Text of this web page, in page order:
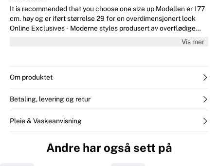
It is recommended that you choose one size up Modellen er 177
cm. høy og er iført størrelse 29 for en overdimensjonert look
Online Exclusives - Moderne styles produsert av overflødige
materialer fra annen produksjon. Aldri på utsalg og eksklusivt
stilen din rundt.
Vis mer
Om produktet
Betaling, levering og retur
Pleie & Vaskeanvisning
Andre har også sett på